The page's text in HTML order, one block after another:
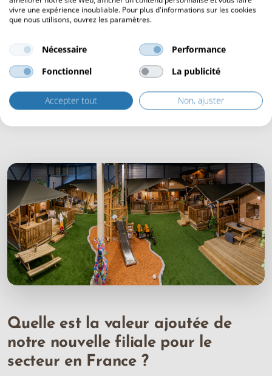
Quelle est la valeur ajoutée de
notre nouvelle filiale pour le
secteur en France ?
vivre une expérience inoubliable. Pour plus d'informations sur les cookies
que nous utilisons, ouvrez les paramètres.
Nécessaire
Performance
Fonctionnel
La publicité
Accepter tout Non, ajuster